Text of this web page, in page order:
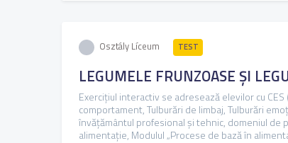
Osztály Líceum TEST
LEGUMELE FRUNZOASE ȘI
Exercițiul interactiv se adresează elevilor cu CES
comportament, Tulburări de limbaj, Tulburări
învățământul profesional și tehnic, domeniul de
alimentație, Modulul „Procese de bază în